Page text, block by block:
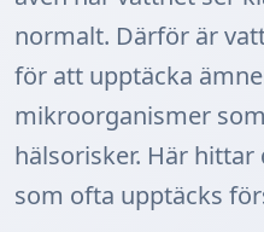
normalt. Därför är
för att upptäcka
mikroorganismer
hälsorisker. Här
som ofta upptäcks